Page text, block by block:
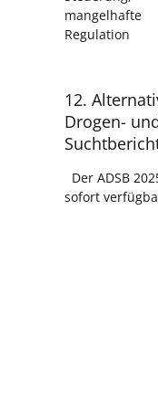
mangelhafte
Regulation
12.
Drogen-
Der ADSB
sofort